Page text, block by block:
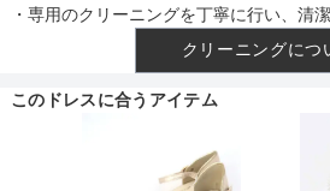
・専用のクリーニングを丁寧に行い、清
クリーニングにつ
このドレスに合うアイテム